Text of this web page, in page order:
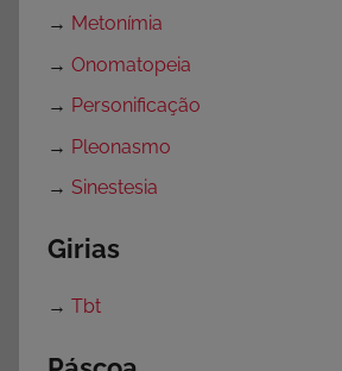
→ Metonímia
→ Onomatopeia
→ Personificação
→ Pleonasmo
→ Sinestesia
Girias
→ Tbt